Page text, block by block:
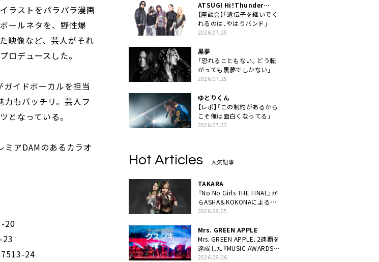
ラストをパラパラ漫画
ールネタを、野性爆
映像など、芸人がそれ
ロデュースした。
イドボーカルを担当
もバッチリ。芸人フ
となっている。
ミアDAMのあるカラオ
20
23
24
ATSUGI Hi！Thunder
Rock Festival
【座談会】「遺伝子を継いでく
れるのは、やはりバンド」
2026.07.25
黒夢
「恐れることもない。どう転
がっても黒夢でしかない」
2026.07.25
ゆとりくん
【レポ】「この制約があるから
こそ俺は面白くなってる」
2026.07.23
Hot Articles 人気記事
TAKARA
『No No Girls THE FINAL』か
らASHA＆KOKONAによるユ
ニット・TAKARAがデビュー
2026.08.05
Mrs. GREEN APPLE
Mrs. GREEN APPLE、2連覇を
達成した『MUSIC AWARDS
JAPAN 2026』での「クスシ
2026.08.06